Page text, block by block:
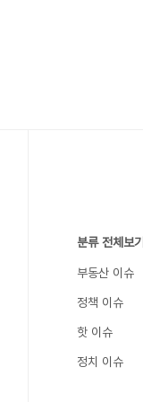
분류 전체보기
부동산 이슈
정책 이슈
핫 이슈
정치 이슈